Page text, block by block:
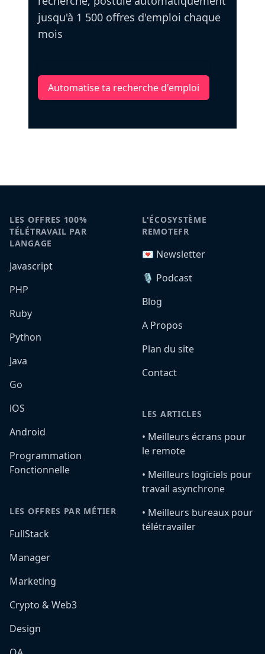
jusqu'à 1 500 offres d'emploi chaque
mois
Automatise ta recherche d'emploi
LES OFFRES 100%
TÉLÉTRAVAIL PAR
LANGAGE
Javascript
PHP
Ruby
Python
Java
Go
iOS
Android
Programmation
Fonctionnelle
LES OFFRES PAR MÉTIER
FullStack
Manager
Marketing
Crypto & Web3
Design
L'ÉCOSYSTÈME
REMOTEFR
💌 Newsletter
🎙️ Podcast
Blog
A Propos
Plan du site
Contact
LES ARTICLES
•️ Meilleurs écrans pour
le remote
•️ Meilleurs logiciels pour
travail asynchrone
•️ Meilleurs bureaux pour
télétravailer